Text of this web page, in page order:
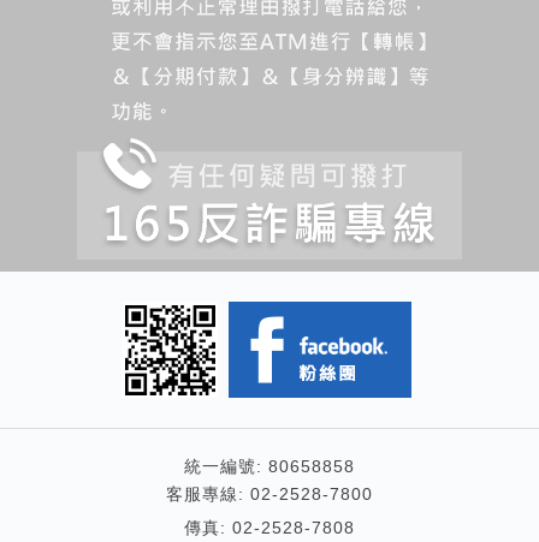
統一編號: 80658858
客服專線: 02-2528-7800
傳真: 02-2528-7808